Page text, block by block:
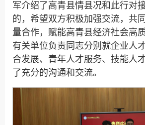
军介绍了高青县情县况和此行对
的，希望双方积极加强交流，共
量合作，赋能高青县经济社会高
有关单位负责同志分别就企业人
合发展、青年人才服务、技能人
了充分的沟通和交流。